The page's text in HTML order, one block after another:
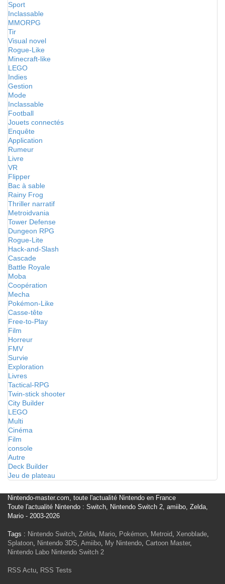
Sport
Inclassable
MMORPG
Tir
Visual novel
Rogue-Like
Minecraft-like
LEGO
Indies
Gestion
Mode
Inclassable
Football
Jouets connectés
Enquête
Application
Rumeur
Livre
VR
Flipper
Bac à sable
Rainy Frog
Thriller narratif
Metroidvania
Tower Defense
Dungeon RPG
Rogue-Lite
Hack-and-Slash
Cascade
Battle Royale
Moba
Coopération
Mecha
Pokémon-Like
Casse-tête
Free-to-Play
Film
Horreur
FMV
Survie
Exploration
Livres
Tactical-RPG
Twin-stick shooter
City Builder
LEGO
Multi
Cinéma
Film
console
Autre
Deck Builder
Jeu de plateau
Nintendo-master.com, toute l'actualité Nintendo en France
Toute l'actualité Nintendo : Switch, Nintendo Switch 2, amiibo, Zelda,
Mario - 2003-2026
Tags : Nintendo Switch, Zelda, Mario, Pokémon, Metroid, Xenoblade,
Splatoon, Nintendo 3DS, Amiibo, My Nintendo, Cartoon Master,
Nintendo Labo Nintendo Switch 2
RSS Actu, RSS Tests